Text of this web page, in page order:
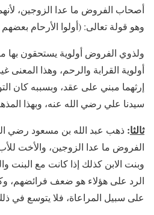
أصحاب الفروض ما عدا الزوجين،
وهو قولة تعالى: (أولوا الأرحام
ولذوي الفروض أولوية يستحقون بها
أولوية القرابة والرحم، وهذا المعنى
إرثهما مبني على عقد، وبسببه كان
سيدنا علي رضي الله عنه، وبهذا
ثالثا: ذهب عبد الله بن مسعود رضي
الفروض ما عدا الزوجين، والأخت
وبنت الابن كذلك إذا كانت مع
الرد على هؤلاء هو ضعف فرائضهم،
على سبيل المراعاة، فلا يتوسع في